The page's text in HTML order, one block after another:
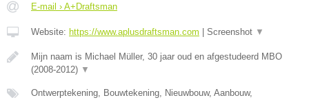
E-mail › A+Draftsman
Website: https://www.aplusdraftsman.com Screenshot ▼
Mijn naam is Michael Müller, 30 jaar oud en afgestudeerd MBO
(2008-2012) ▼
Ontwerptekening, Bouwtekening, Nieuwbouw, Aanbouw,